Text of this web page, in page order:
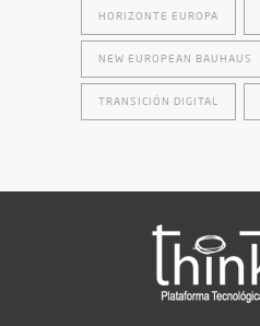
HORIZONTE EUROPA
NEW EUROPEAN BAUHAUS
TRANSICIÓN DIGITAL